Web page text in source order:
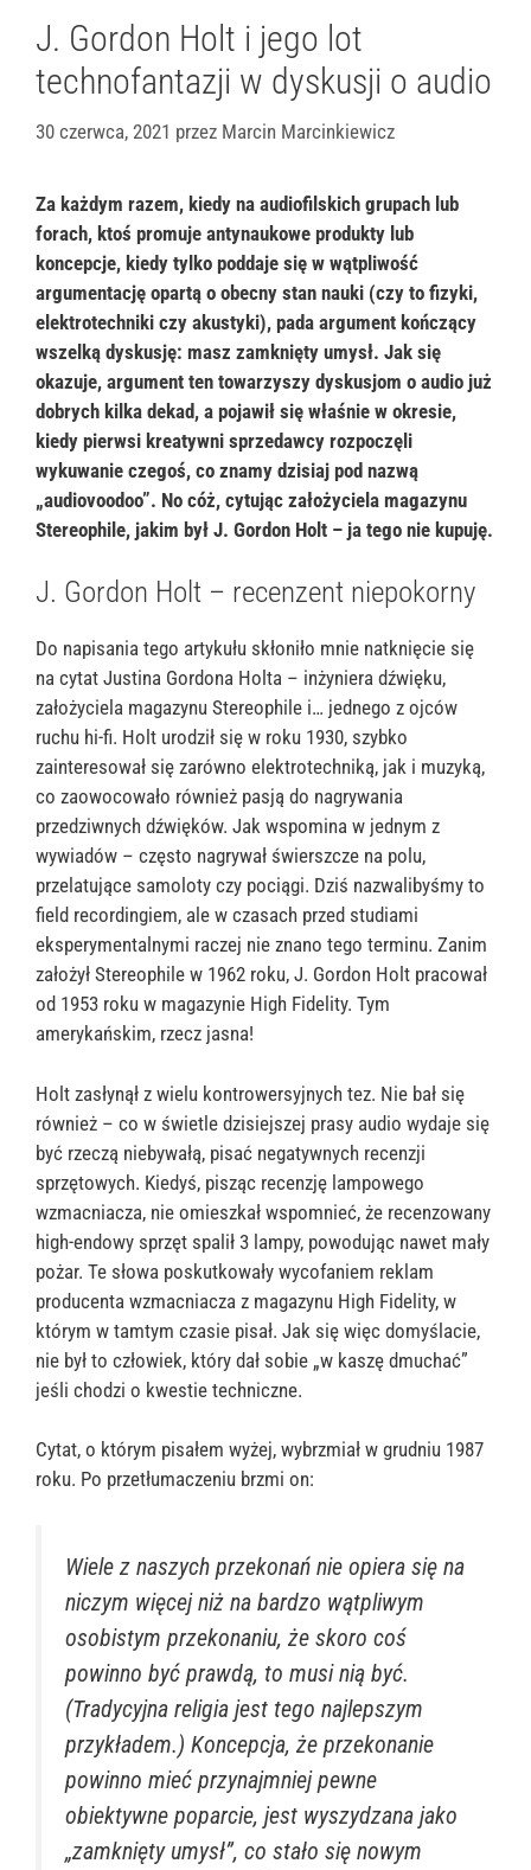
J. Gordon Holt i jego lot
technofantazji w dyskusji o audio
30 czerwca, 2021 przez Marcin Marcinkiewicz
Za każdym razem, kiedy na audiofilskich grupach lub
forach, ktoś promuje antynaukowe produkty lub
koncepcje, kiedy tylko poddaje się w wątpliwość
argumentację opartą o obecny stan nauki (czy to fizyki,
elektrotechniki czy akustyki), pada argument kończący
wszelką dyskusję: masz zamknięty umysł. Jak się
okazuje, argument ten towarzyszy dyskusjom o audio już
dobrych kilka dekad, a pojawił się właśnie w okresie,
kiedy pierwsi kreatywni sprzedawcy rozpoczęli
wykuwanie czegoś, co znamy dzisiaj pod nazwą
„audiovoodoo”. No cóż, cytując założyciela magazynu
Stereophile, jakim był J. Gordon Holt – ja tego nie kupuję.
J. Gordon Holt – recenzent niepokorny
Do napisania tego artykułu skłoniło mnie natknięcie się
na cytat Justina Gordona Holta – inżyniera dźwięku,
założyciela magazynu Stereophile i… jednego z ojców
ruchu hi-fi. Holt urodził się w roku 1930, szybko
zainteresował się zarówno elektrotechniką, jak i muzyką,
co zaowocowało również pasją do nagrywania
przedziwnych dźwięków. Jak wspomina w jednym z
wywiadów – często nagrywał świerszcze na polu,
przelatujące samoloty czy pociągi. Dziś nazwalibyśmy to
field recordingiem, ale w czasach przed studiami
eksperymentalnymi raczej nie znano tego terminu. Zanim
założył Stereophile w 1962 roku, J. Gordon Holt pracował
od 1953 roku w magazynie High Fidelity. Tym
amerykańskim, rzecz jasna!
Holt zasłynął z wielu kontrowersyjnych tez. Nie bał się
również – co w świetle dzisiejszej prasy audio wydaje się
być rzeczą niebywałą, pisać negatywnych recenzji
sprzętowych. Kiedyś, pisząc recenzję lampowego
wzmacniacza, nie omieszkał wspomnieć, że recenzowany
high-endowy sprzęt spalił 3 lampy, powodując nawet mały
pożar. Te słowa poskutkowały wycofaniem reklam
producenta wzmacniacza z magazynu High Fidelity, w
którym w tamtym czasie pisał. Jak się więc domyślacie,
nie był to człowiek, który dał sobie „w kaszę dmuchać”
jeśli chodzi o kwestie techniczne.
Cytat, o którym pisałem wyżej, wybrzmiał w grudniu 1987
roku. Po przetłumaczeniu brzmi on:
Wiele z naszych przekonań nie opiera się na
niczym więcej niż na bardzo wątpliwym
osobistym przekonaniu, że skoro coś
powinno być prawdą, to musi nią być.
(Tradycyjna religia jest tego najlepszym
przykładem.) Koncepcja, że przekonanie
powinno mieć przynajmniej pewne
obiektywne poparcie, jest wyszydzana jako
„zamknięty umysł”, co stało się nowym